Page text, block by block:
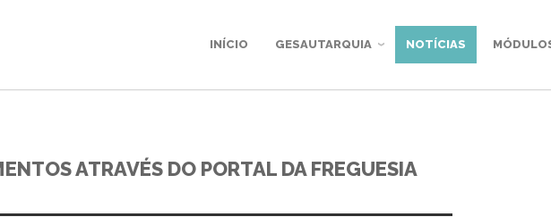
INÍCIO GESAUTARQUIA NOTÍCIAS
ATRAVÉS DO PORTAL DA FREGUESIA